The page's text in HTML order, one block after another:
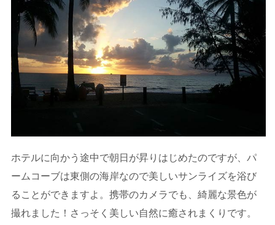
ホテルに向かう途中で朝日が昇りはじめたのですが、パ
ームコーブは東側の海岸なので美しいサンライズを浴び
ることができますよ。携帯のカメラでも、綺麗な景色が
撮れました！さっそく美しい自然に癒されまくりです。